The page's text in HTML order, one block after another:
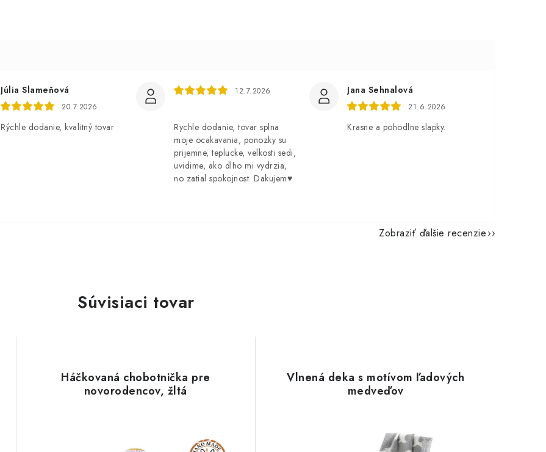
Júlia Slameňová
20.7.2026
Rýchle dodanie, kvalitný tovar
12.7.2026
Rychle dodanie, tovar splna
moje ocakavania, ponozky su
prijemne, teplucke, velkosti sedi,
uvidime, ako dlho mi vydrzia,
no zatial spokojnost. Dakujem♥️
Jana Sehnalová
21.6.2026
Krasne a pohodlne slapky.
Zobraziť ďalšie recenzie
Súvisiaci tovar
Háčkovaná chobotnička pre
novorodencov, žltá
Vlnená deka s motívom ľadových
medveďov